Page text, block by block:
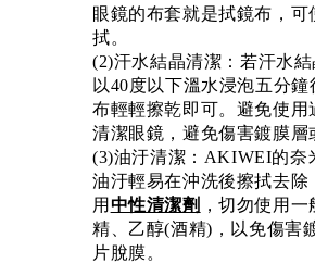
眼鏡的布套就是拭鏡布，可
拭。
(2)汗水結晶清潔： 若汗水結
以40度以下溫水浸泡五分
布輕輕擦乾即可。 避免使用
清潔眼鏡，避免傷害鍍膜層
(3)油汙清潔：AKIWEI的奈
油汙輕易在沖洗後擦拭去除
用 中性清潔劑 ，切勿使用
精、乙醇(酒精)，以免傷害
片脫膜。